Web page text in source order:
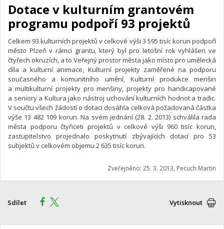
Dotace v kulturním grantovém
programu podpoří 93 projektů
Celkem 93 kulturních projektů v celkové výši 3 595 tisíc korun podpoří
město Plzeň v rámci grantu, který byl pro letošní rok vyhlášen ve
čtyřech okruzích, a to Veřejný prostor města jako místo pro umělecká
díla a kulturní animace, Kulturní projekty zaměřené na podporu
současného a komunitního umění, Kulturní produkce menšin
a multikulturní projekty pro menšiny, projekty pro handicapované
a seniory a Kultura jako nástroj uchování kulturních hodnot a tradic.
V součtu všech žádostí o dotaci dosáhla celková požadovaná částka
výše 13 482 109 korun. Na svém jednání (28. 2. 2013) schválila rada
města podporu čtyřiceti projektů v celkové výši 960 tisíc korun,
zastupitelstvo projednalo poskytnutí zbývajících dotací pro 53
subjektů v celkovém objemu 2 635 tisíc korun.
Zveřejněno: 25. 3. 2013, Pecuch Martin
Sdílet Vytisknout